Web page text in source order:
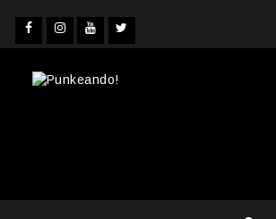
Facebook
Instagram
YouTube
Twitter